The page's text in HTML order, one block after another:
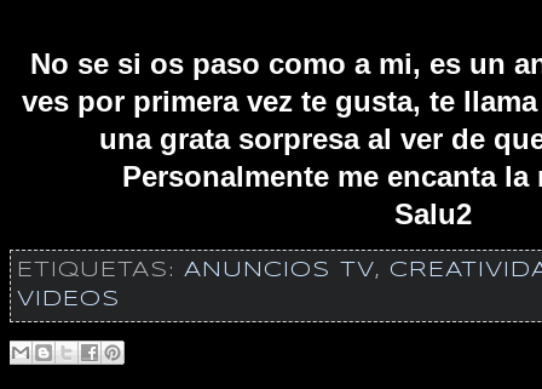
No se si os paso como a mi, es un
ves por primera vez te gusta, te
una grata sorpresa al ver de
Personalmente me encanta la
Salu2
ETIQUETAS: ANUNCIOS TV,
VIDEOS